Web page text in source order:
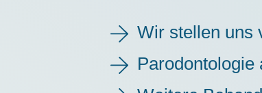
Wir stellen uns
Parodontologie